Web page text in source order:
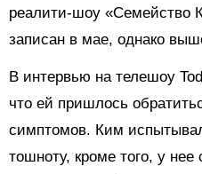
реалити-шоу «Семейство
записан в мае, однако
В интервью на телешоу
что ей пришлось
симптомов. Ким
тошноту, кроме того, у